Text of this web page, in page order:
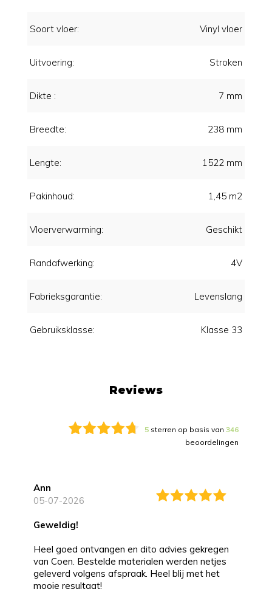
Soort vloer: Vinyl vloer
Uitvoering: Stroken
Dikte : 7 mm
Breedte: 238 mm
Lengte: 1522 mm
Pakinhoud: 1,45 m2
Vloerverwarming: Geschikt
Randafwerking: 4V
Fabrieksgarantie: Levenslang
Gebruiksklasse: Klasse 33
Reviews
5 sterren op basis van 346
beoordelingen
Ann
05-07-2026
Geweldig!
Heel goed ontvangen en dito advies gekregen
van Coen. Bestelde materialen werden netjes
geleverd volgens afspraak. Heel blij met het
mooie resultaat!